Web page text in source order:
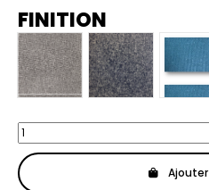
FINITION
Takao Gris PerleTakao Anthratite